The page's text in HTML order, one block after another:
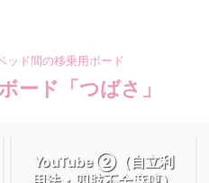
ッド間の移乗用ボード
ード「つばさ」
YouTube ②（自立利